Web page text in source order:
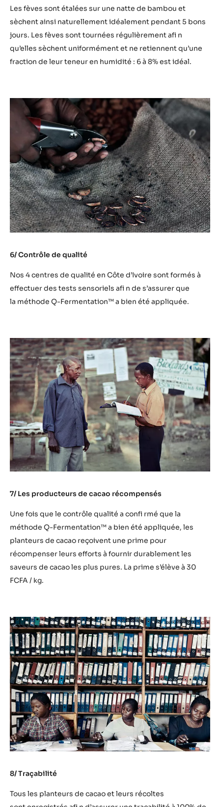
Les fèves sont étalées sur une natte de bambou et
sèchent ainsi naturellement idéalement pendant 5 bons
jours. Les fèves sont tournées régulièrement afi n
qu’elles sèchent uniformément et ne retiennent qu’une
fraction de leur teneur en humidité : 6 à 8% est idéal.
6/ Contrôle de qualité
Nos 4 centres de qualité en Côte d’Ivoire sont formés à
effectuer des tests sensoriels afi n de s’assurer que
la méthode Q-Fermentation™ a bien été appliquée.
7/ Les producteurs de cacao récompensés
Une fois que le contrôle qualité a confi rmé que la
méthode Q-Fermentation™ a bien été appliquée, les
planteurs de cacao reçoivent une prime pour
récompenser leurs efforts à fournir durablement les
saveurs de cacao les plus pures. La prime s’élève à 30
FCFA / kg.
8/ Traçabilité
Tous les planteurs de cacao et leurs récoltes